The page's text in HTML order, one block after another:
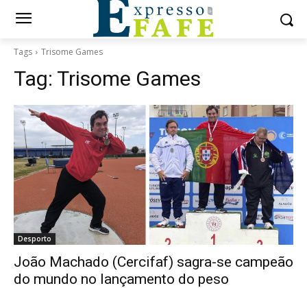
Tags Trisome Games
Tag: Trisome Games
Desporto
João Machado (Cercifaf) sagra-se campeão
do mundo no lançamento do peso